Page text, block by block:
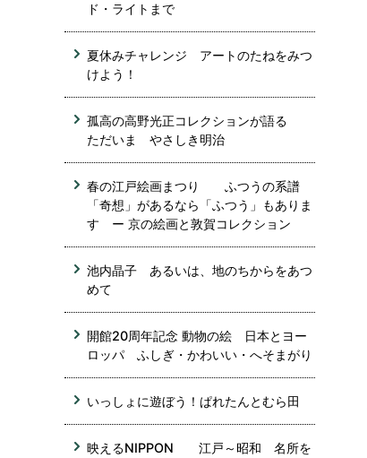
ド・ライトまで
夏休みチャレンジ アートのたねをみつ
けよう！
孤高の高野光正コレクションが語る
ただいま やさしき明治
春の江戸絵画まつり ふつうの系譜
「奇想」があるなら「ふつう」もありま
す ー 京の絵画と敦賀コレクション
池内晶子 あるいは、地のちからをあつ
めて
開館20周年記念 動物の絵 日本とヨー
ロッパ ふしぎ・かわいい・へそまがり
いっしょに遊ぼう！ぱれたんとむら田
映えるNIPPON 江戸～昭和 名所を